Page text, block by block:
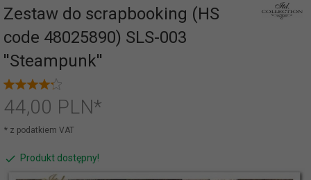
Zestaw do scrapbooking (HS
code 48025890) SLS-003
''Steampunk''
44,00 PLN*
* z podatkiem VAT
Produkt dostępny!